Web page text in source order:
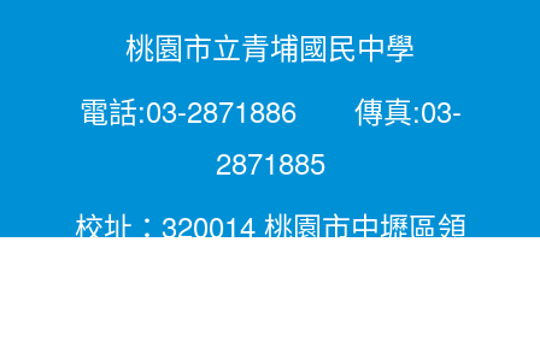
桃園市立青埔國民中學
電話:03-2871886 傳真:03-
2871885
校址：320014 桃園市中壢區領